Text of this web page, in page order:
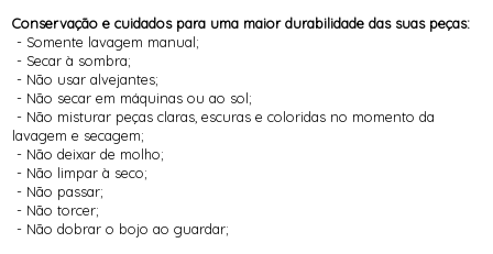
Conservação e cuidados para uma maior durabilidade das suas peças:
- Somente lavagem manual;
- Secar à sombra;
- Não usar alvejantes;
- Não secar em máquinas ou ao sol;
- Não misturar peças claras, escuras e coloridas no momento da
lavagem e secagem;
- Não deixar de molho;
- Não limpar à seco;
- Não passar;
- Não torcer;
- Não dobrar o bojo ao guardar;